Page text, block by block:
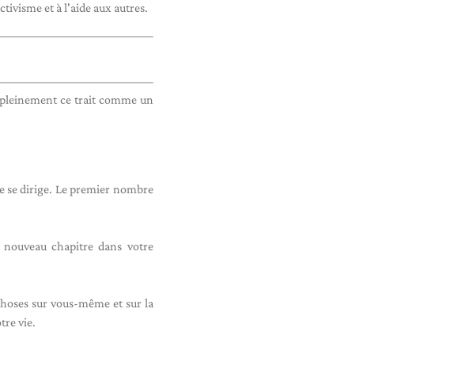
et à l'aide aux autres.
ce trait comme un
se dirige. Le premier nombre
chapitre dans votre
sur vous-même et sur la
vie.